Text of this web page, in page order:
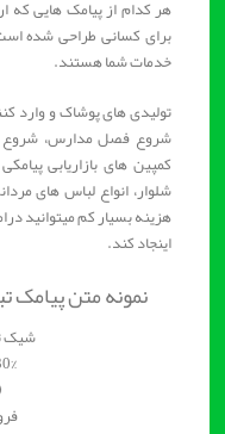
هر کدام از پیامک هایی که
برای کسانی طراحی شده است
خدمات شما هستند.
تولیدی های پوشاک و وارد
شروع فصل مدارس، شروع
کمپین های بازاریابی
شلوار، انواع لباس های
هزینه بسیار کم میتوانید
اینجاد کند.
نمونه متن پیامک
شیک
30% تخفیف زمستانه